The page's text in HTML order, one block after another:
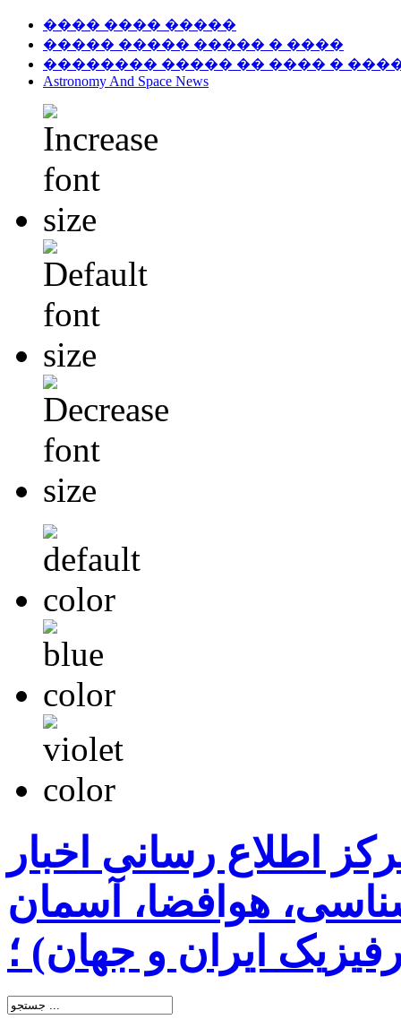
���� ���� �����
����� ����� ����� � ����
�������� ����� �� ���� �
Astronomy And Space News
اطلاع رسانی اخبار
هوافضا، آسمان
ایران و جهان) ؛